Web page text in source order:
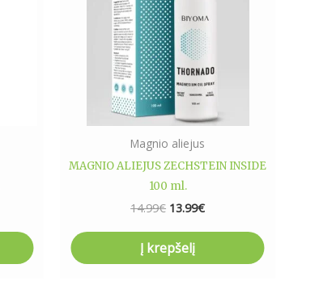
Magnio aliejus
MAGNIO ALIEJUS ZECHSTEIN INSIDE
100 ml.
14.99€ 13.99€
Į krepšelį